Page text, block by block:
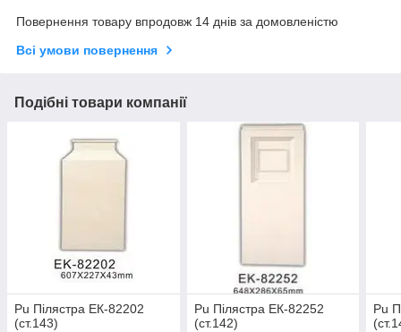
Повернення товару впродовж 14 днів за домовленістю
Всі умови повернення
Подібні товари компанії
Pu Пілястра ЕК-82202
(ст.143)
Pu Пілястра ЕК-82252
(ст.142)
Pu